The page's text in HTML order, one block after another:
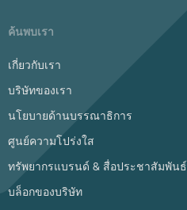
ค้นพบเรา
เกี่ยวกับเรา
บริษัทของเรา
นโยบายด้านบรรณาธิการ
ศูนย์ความโปร่งใส
ทรัพยากรแบรนด์ & สื่อประชาสัมพันธ์
บล็อกของบริษัท